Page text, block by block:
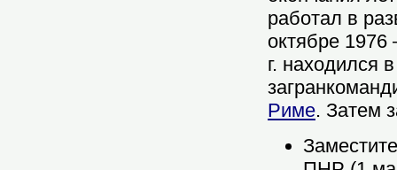
работал в
октябре 1976
г. находился
Риме. Затем